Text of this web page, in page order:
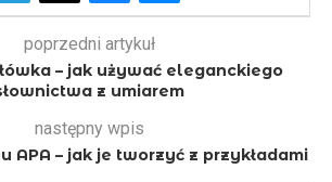
poprzedni artykuł
– jak używać eleganckiego
z umiarem
następny wpis
APA – jak je tworzyć z przykładami